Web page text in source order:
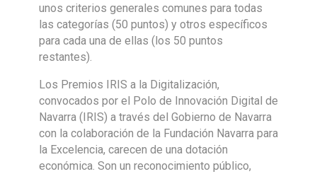
unos criterios generales comunes para todas
las categorías (50 puntos) y otros específicos
para cada una de ellas (los 50 puntos
restantes).
Los Premios IRIS a la Digitalización,
convocados por el Polo de Innovación Digital de
Navarra (IRIS) a través del Gobierno de Navarra
con la colaboración de la Fundación Navarra para
la Excelencia, carecen de una dotación
económica. Son un reconocimiento público,